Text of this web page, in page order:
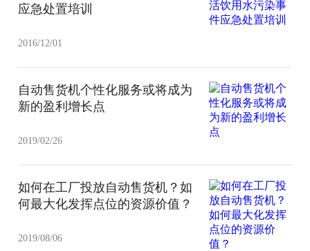
应急处置培训
2016/12/01
自动售货机个性化服务或将成为
新的盈利增长点
2019/02/26
如何在工厂投放自动售货机？如
何最大化发挥点位的资源价值？
2019/08/06